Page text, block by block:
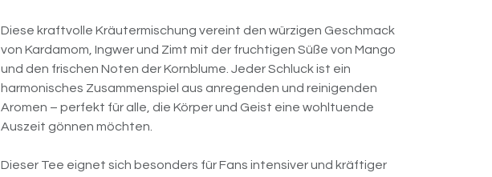
Diese kraftvolle Kräutermischung vereint den würzigen Geschmack
von Kardamom, Ingwer und Zimt mit der fruchtigen Süße von Mango
und den frischen Noten der Kornblume. Jeder Schluck ist ein
harmonisches Zusammenspiel aus anregenden und reinigenden
Aromen – perfekt für alle, die Körper und Geist eine wohltuende
Auszeit gönnen möchten.
Dieser Tee eignet sich besonders für Fans intensiver und kräftiger